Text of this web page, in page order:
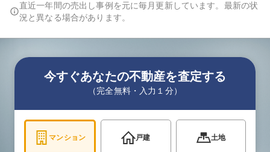
直近一年間の売出し事例を元に毎月更新しています。最新の状
況と異なる場合があります。
今すぐあなたの不動産を査定する
（完全無料・入力１分）
マンション 戸建 土地